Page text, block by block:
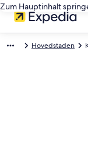
Zum Hauptinhalt
Hovedstaden